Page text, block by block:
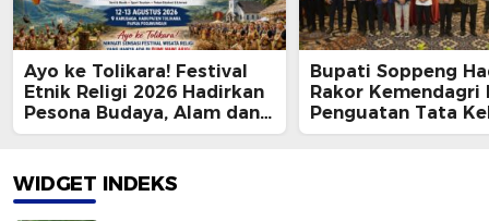
Ayo ke Tolikara! Festival
Etnik Religi 2026 Hadirkan
Pesona Budaya, Alam dan
Keramahan Papua
Bupati Soppeng
Rakor Kemendagri
Penguatan Tata
BUMD
WIDGET INDEKS